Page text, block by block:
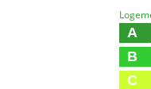
A
B
C